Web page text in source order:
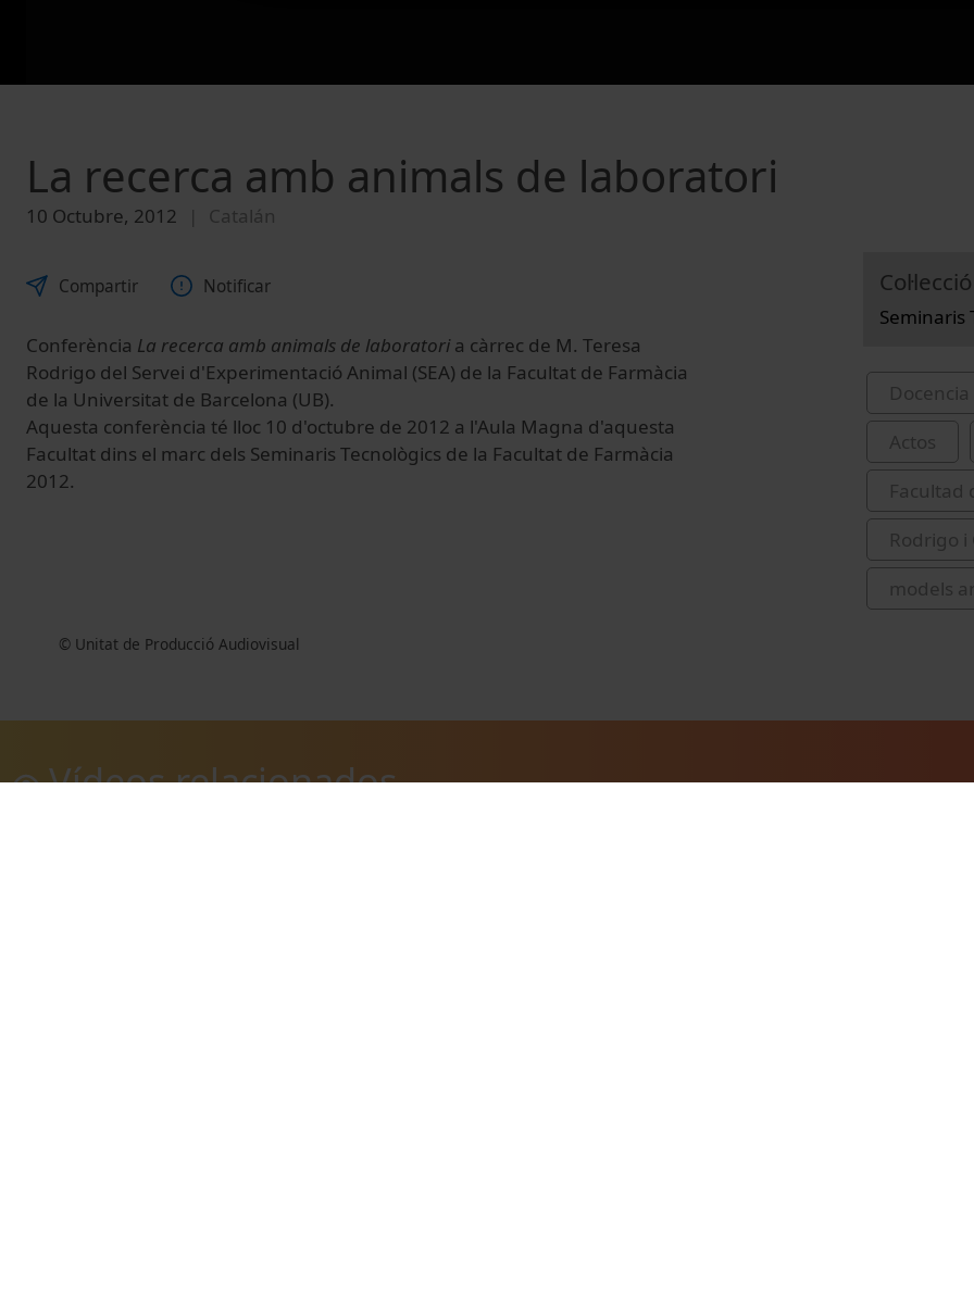
La recerca amb animals de laboratori
10 Octubre, 2012 Catalán
Compartir Notificar
Conferència La recerca amb animals de laboratori a càrrec de M. Teresa
Rodrigo del Servei d'Experimentació Animal (SEA) de la Facultat de Farmàcia
de la Universitat de Barcelona (UB).
Aquesta conferència té lloc 10 d'octubre de 2012 a l'Aula Magna d'aquesta
Facultat dins el marc dels Seminaris Tecnològics de la Facultat de Farmàcia
2012.
© Unitat de Producció Audiovisual
Col·lecció
Seminaris
Actos
Facultad
Rodrigo i
models
Vídeos relacionados